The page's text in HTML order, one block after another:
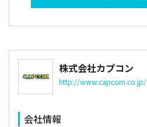
株式会社カプコン
http://www.capcom.co.jp/
会社情報